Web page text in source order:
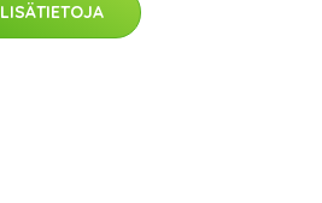
LISÄTIETOJA